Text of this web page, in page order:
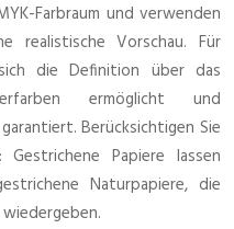
Farbraum und verwenden
realistische Vorschau. Für
die Definition über das
ermöglicht und
Berücksichtigen Sie
Papiere lassen
Naturpapiere, die